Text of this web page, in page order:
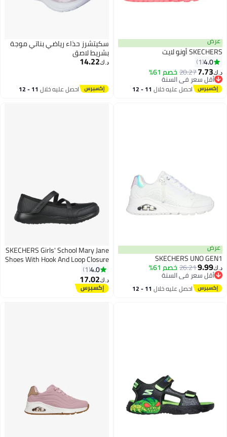
عرض
SKECHERS أونو لايت
4.0
1
د.ك‏7.73
20.27خصم 61%
أقل سعر في السنة
بتخلّص بسرعة
أقل سعر في السنة
احصل عليه خلال 11 - 12
سكيتشرز حذاء رياضي بناتي موجة
بشريط لاصق
د.ك‏14.22
احصل عليه خلال 11 - 12
عرض
SKECHERS UNO GEN1
د.ك‏9.99
26.21خصم 61%
أقل سعر في السنة
أقل سعر في السنة
احصل عليه خلال 11 - 12
SKECHERS Girls' School Mary Jane
Shoes With Hook And Loop Closure
- Microstrides
4.0
1
د.ك‏17.02